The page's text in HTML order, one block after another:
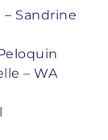
Sandrine
– WA